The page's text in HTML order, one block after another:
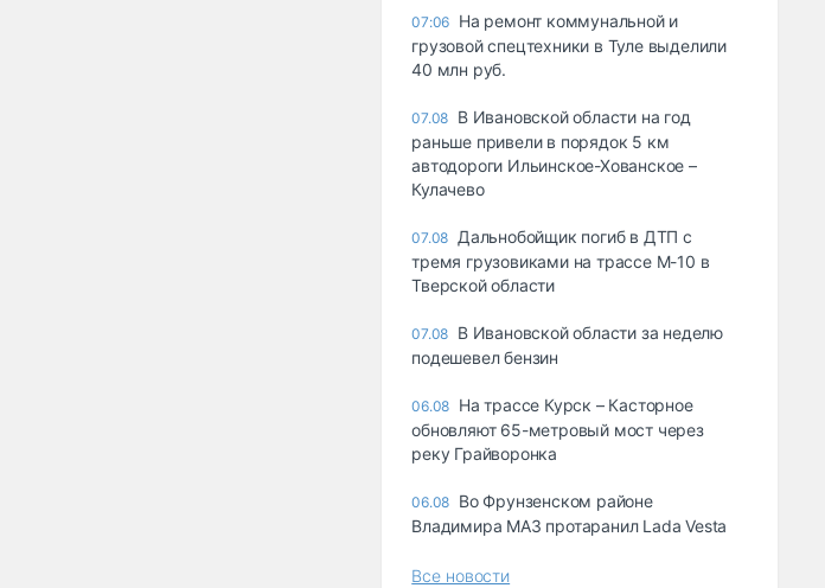
07:06 На ремонт коммунальной и
грузовой спецтехники в Туле выделили
40 млн руб.
07.08 В Ивановской области на год
раньше привели в порядок 5 км
автодороги Ильинское-Хованское –
Кулачево
07.08 Дальнобойщик погиб в ДТП с
тремя грузовиками на трассе М-10 в
Тверской области
07.08 В Ивановской области за неделю
подешевел бензин
06.08 На трассе Курск – Касторное
обновляют 65-метровый мост через
реку Грайворонка
06.08 Во Фрунзенском районе
Владимира МАЗ протаранил Lada Vesta
Все новости